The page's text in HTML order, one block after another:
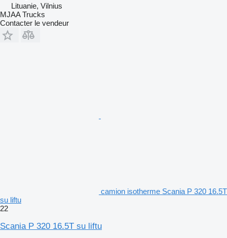
Lituanie, Vilnius
MJAA Trucks
Contacter le vendeur
camion isotherme Scania P 320 16.5T
su liftu
22
Scania P 320 16.5T su liftu